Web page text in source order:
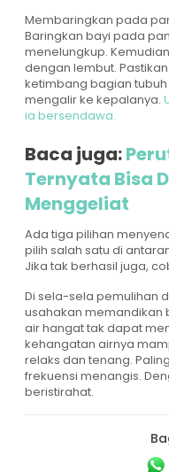
Membaringkan pada
Baringkan bayi pada
menelungkup.
dengan lembut.
ketimbang bagian
mengalir ke kepalanya.
ia bersendawa.
Baca juga:
Ternyata Bisa
Menggeliat
Ada tiga pilihan
pilih salah satu di
Jika tak berhasil juga,
Di sela-sela pemulihan
usahakan memandikan
air hangat tak dapat
kehangatan airnya
relaks dan tenang.
frekuensi menangis.
beristirahat.